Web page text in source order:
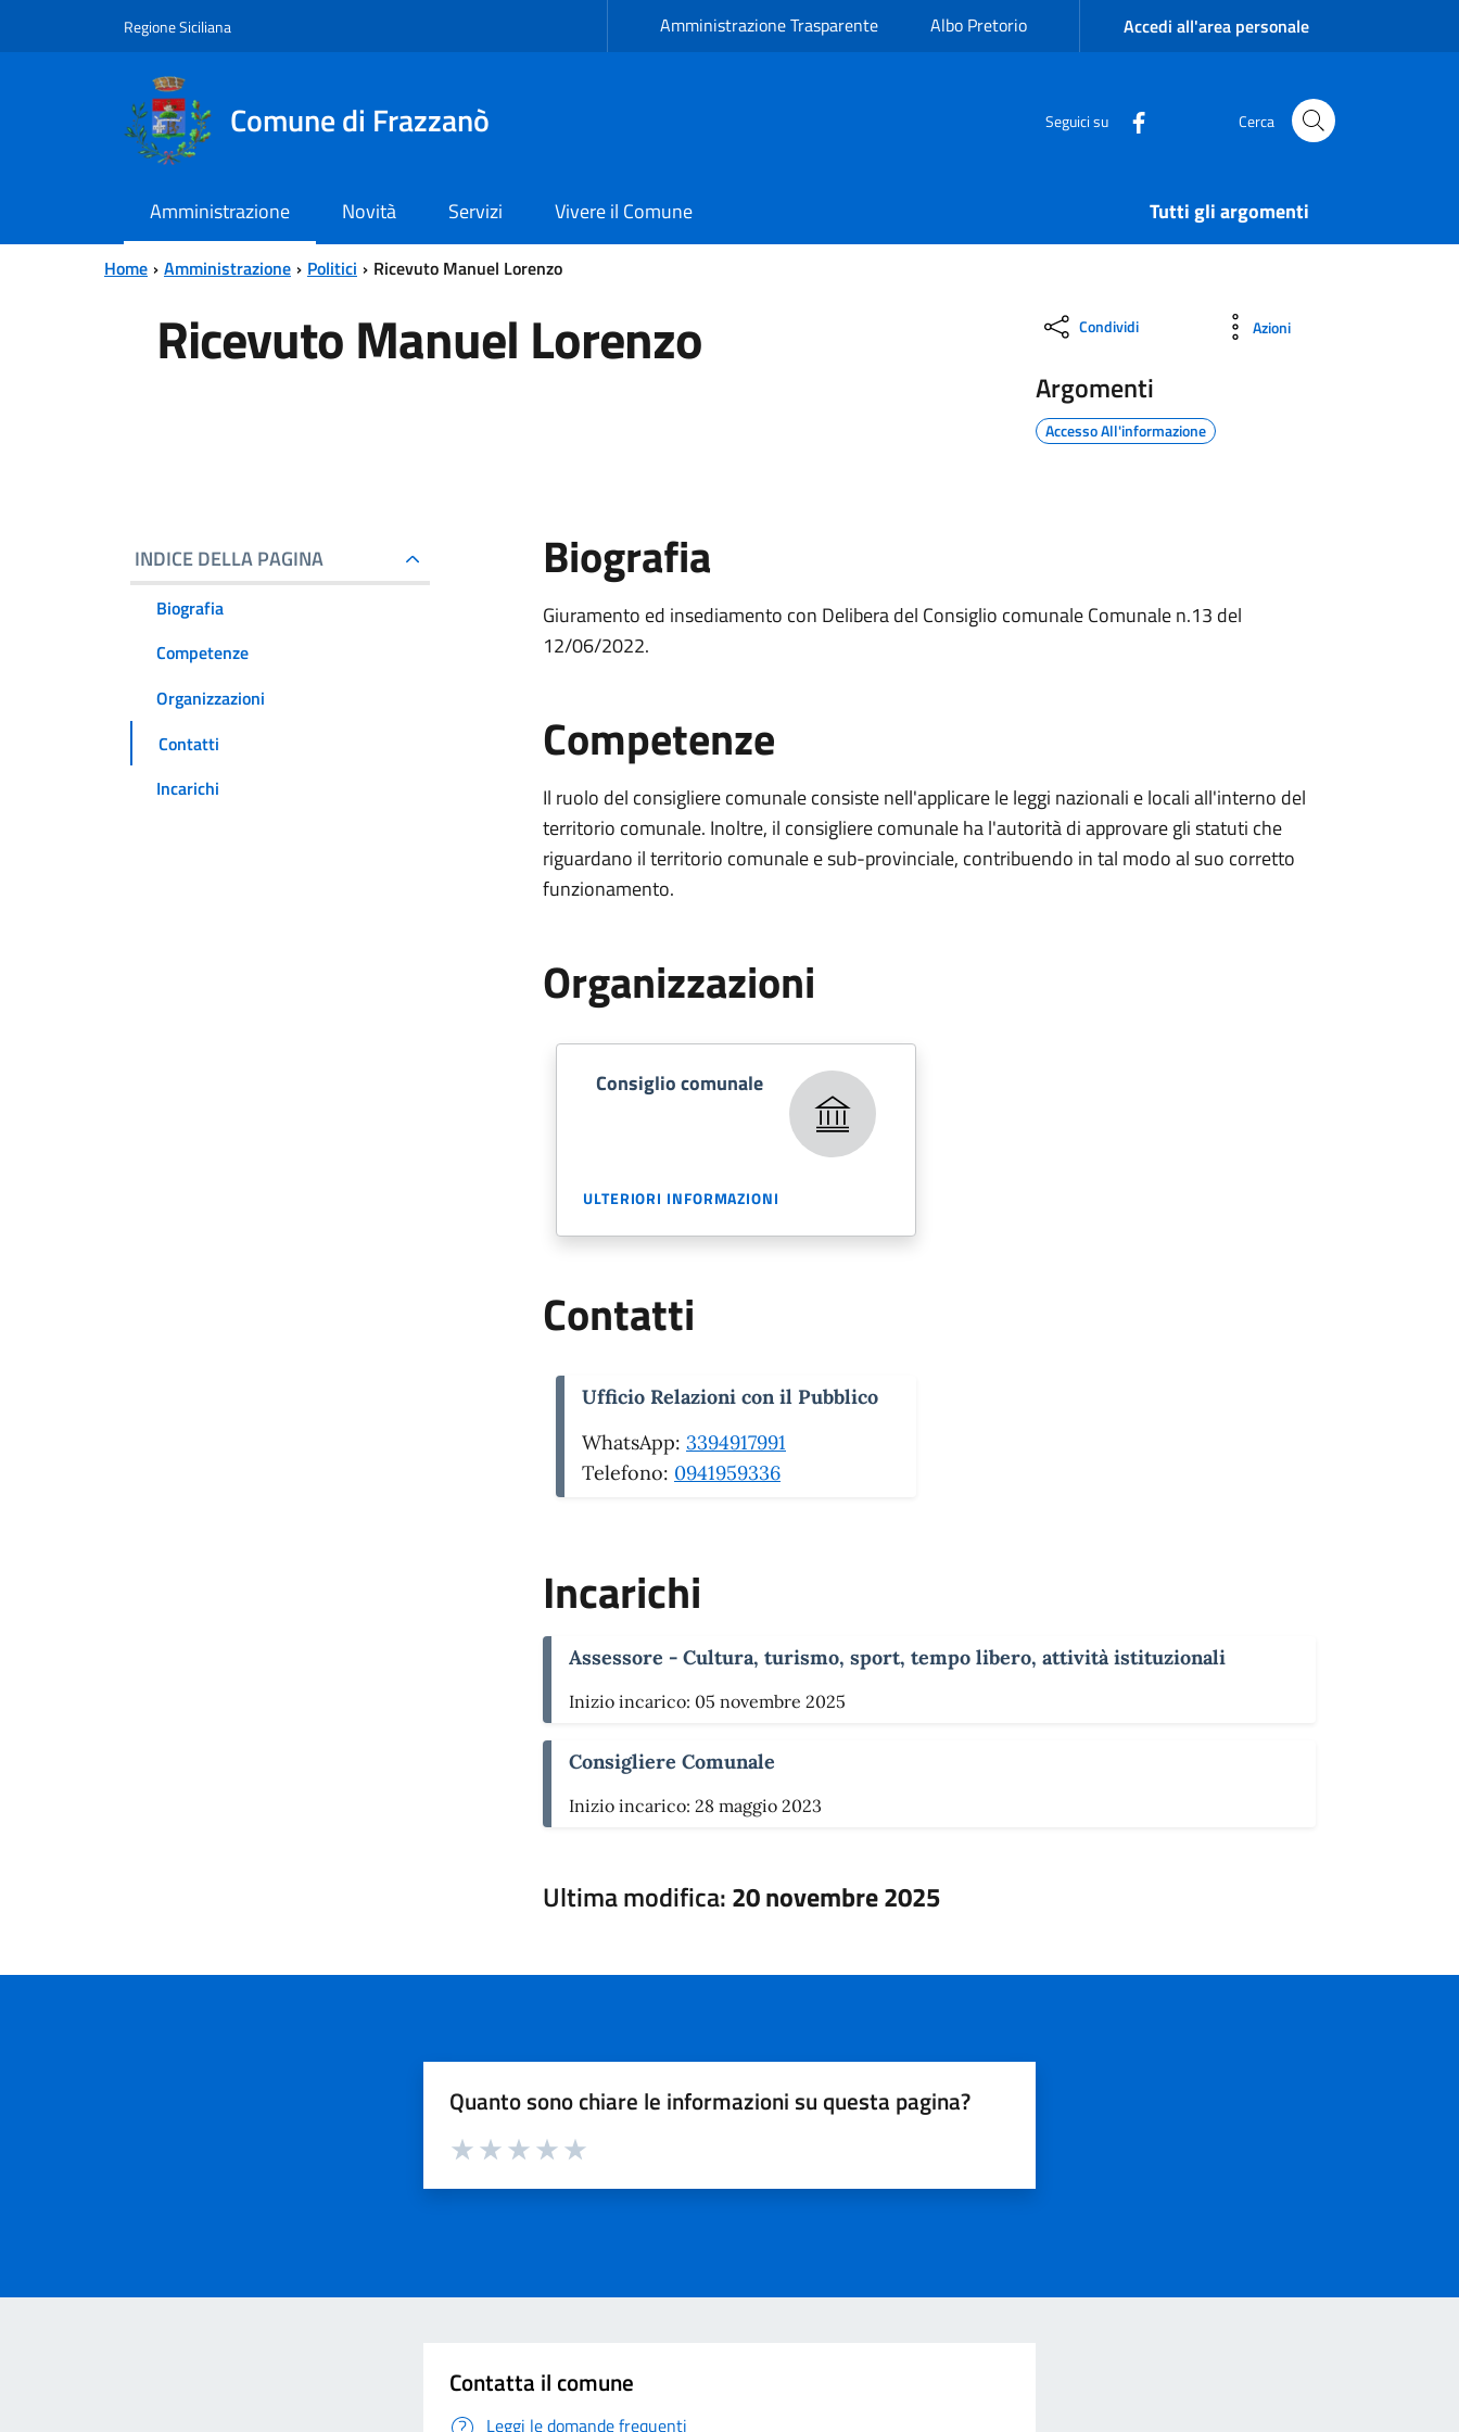
Regione Siciliana Amministrazione Trasparente Albo Pretorio Accedi all'area personale
Comune di Frazzanò Seguici su Cerca
Amministrazione Novità Servizi Vivere il Comune Tutti gli argomenti
Home Amministrazione Politici Ricevuto Manuel Lorenzo
Ricevuto Manuel Lorenzo Condividi Azioni
Argomenti
Accesso All'informazione
INDICE DELLA PAGINA
Biografia
Competenze
Organizzazioni
Contatti
Incarichi
Biografia
Giuramento ed insediamento con Delibera del Consiglio comunale Comunale n.13 del
12/06/2022.
Competenze
Il ruolo del consigliere comunale consiste nell'applicare le leggi nazionali e locali all'interno del
territorio comunale. Inoltre, il consigliere comunale ha l'autorità di approvare gli statuti che
riguardano il territorio comunale e sub-provinciale, contribuendo in tal modo al suo corretto
funzionamento.
Organizzazioni
Consiglio comunale
ULTERIORI INFORMAZIONI
Contatti
Ufficio Relazioni con il Pubblico
WhatsApp: 3394917991
Telefono: 0941959336
Incarichi
Assessore - Cultura, turismo, sport, tempo libero, attività istituzionali
Inizio incarico: 05 novembre 2025
Consigliere Comunale
Inizio incarico: 28 maggio 2023
Ultima modifica:20 novembre 2025
Quanto sono chiare le informazioni su questa pagina?
Contatta il comune
Leggi le domande frequenti